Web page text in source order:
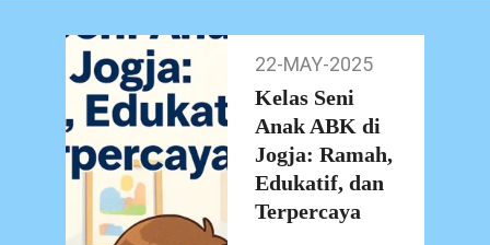
May-
2025
22-MAY-2025
Kelas Seni
Anak ABK di
Jogja: Ramah,
Edukatif, dan
Terpercaya